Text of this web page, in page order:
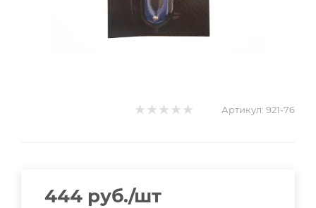
Артикул: 921-76
444 руб./шт